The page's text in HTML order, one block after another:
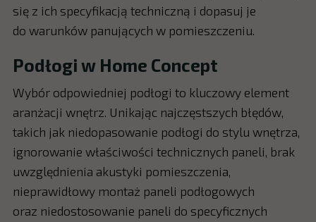
się z ich specyfikacją techniczną i dopasuj je
do warunków panujących w pomieszczeniu.
Podłogi w Home Concept
Wybór odpowiedniej podłogi to kluczowy element
aranżacji wnętrz. Unikając najczęstszych błędów,
takich jak niedopasowanie podłogi do stylu wnętrza,
ignorowanie właściwości technicznych paneli, brak
uwzględnienia akustyki pomieszczenia,
nieprawidłowy montaż paneli podłogowych
oraz niedostosowanie paneli do specyficznych